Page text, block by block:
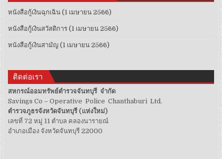
หนังสือกู้เงินฉุกเฉิน (1 เมษายน 2566)
หนังสือกู้เงินสวัสดิการ (1 เมษายน 2566)
หนังสือกู้เงินสามัญ (1 เมษายน 2566)
ติดต่อเรา
สหกรณ์ออมทรัพย์ตำรวจจันทบุรี จำกัด
Savings Co – Operative Police Chanthaburi Ltd.
ตำรวจภูธรจังหวัดจันทบุรี (แห่งใหม่)
เลขที่ 72 หมู่ 11 ตำบล คลองนารายณ์
อำเภอเมือง จังหวัดจันทบุรี 22000